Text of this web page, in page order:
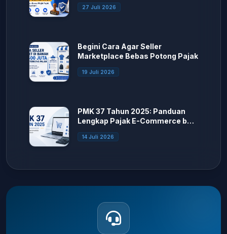
27 Juli 2026
Begini Cara Agar Seller
Marketplace Bebas Potong Pajak
19 Juli 2026
PMK 37 Tahun 2025: Panduan
Lengkap Pajak E-Commerce bagi
Seller Marketplace
14 Juli 2026